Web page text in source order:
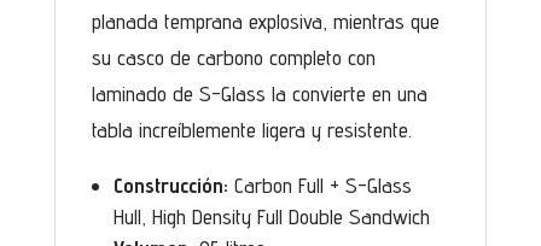
planada temprana explosiva, mientras que
su casco de carbono completo con
laminado de S-Glass la convierte en una
tabla increíblemente ligera y resistente.
Construcción: Carbon Full + S-Glass
Hull, High Density Full Double Sandwich